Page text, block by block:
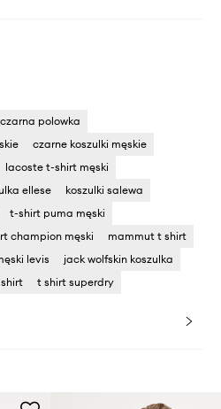
czarna polowka
czarne koszulki męskie
lacoste t-shirt męski
ellese
koszulki salewa
t-shirt puma męski
champion męski
mammut t shirt
levis
jack wolfskin koszulka
t shirt superdry